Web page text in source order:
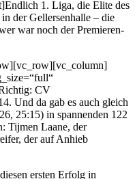
1. Liga, die Elite des
der Gellersenhalle – die
war noch der Premieren-
CV
Und da gab es auch gleich
25:15) in spannenden 122
Tijmen Laane, der
der auf Anhieb
ersten Erfolg in